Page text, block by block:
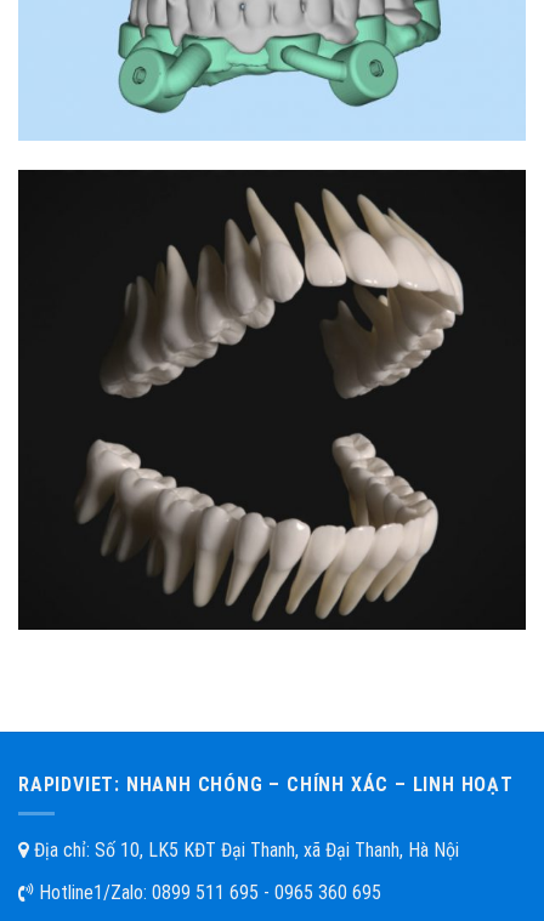
RAPIDVIET: NHANH CHÓNG – CHÍNH XÁC – LINH HOẠT
Địa chỉ: Số 10, LK5 KĐT Đại Thanh, xã Đại Thanh, Hà Nội
Hotline1/Zalo: 0899 511 695 - 0965 360 695